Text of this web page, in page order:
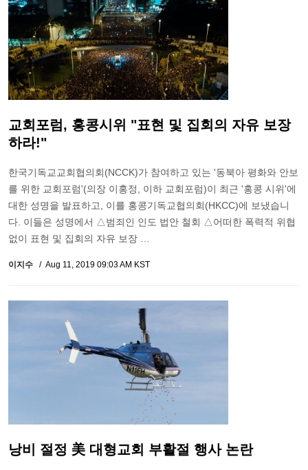
교회포럼, 홍콩시위 "표현 및 집회의 자유 보장
하라!"
한국기독교교회협의회(NCCK)가 참여하고 있는 '동북아 평화와 안보
를 위한 교회포럼'(의장 이홍정, 이하 교회포럼)이 최근 '홍콩 시위'에
대한 성명을 발표하고, 이를 홍콩기독교협의회(HKCC)에 보냈습니
다. 이들은 성명에서 △범죄인 인도 법안 철회 △어떠한 폭력적 위협
없이 표현 및 집회의 자유 보장 …
이지수 Aug 11, 2019 09:03 AM KST
낭비 절정 美 대형교회 부활절 행사 논란